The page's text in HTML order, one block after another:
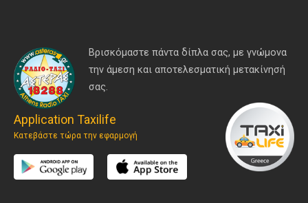
Βρισκόμαστε πάντα δίπλα σας, με γνώμονα
την άμεση και αποτελεσματική μετακίνησή
σας.
Application Taxilife
Κατεβάστε τώρα την εφαρμογή